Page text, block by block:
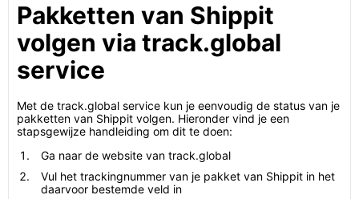
Pakketten van Shippit
volgen via track.global
service
Met de track.global service kun je eenvoudig de status van je
pakketten van Shippit volgen. Hieronder vind je een
stapsgewijze handleiding om dit te doen:
Ga naar de website van track.global
Vul het trackingnummer van je pakket van Shippit in het
daarvoor bestemde veld in